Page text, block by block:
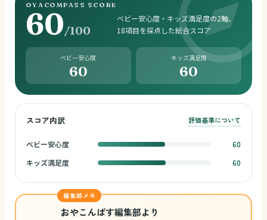
OYACOMPASS SCORE
60/100
ベビー安心度・キッズ満足度の2軸、
18項目を採点した総合スコア
ベビー安心度
60
キッズ満足度
60
スコア内訳 評価基準について
ベビー安心度
60
キッズ満足度
60
編集部メモ
おやこんぱす編集部より